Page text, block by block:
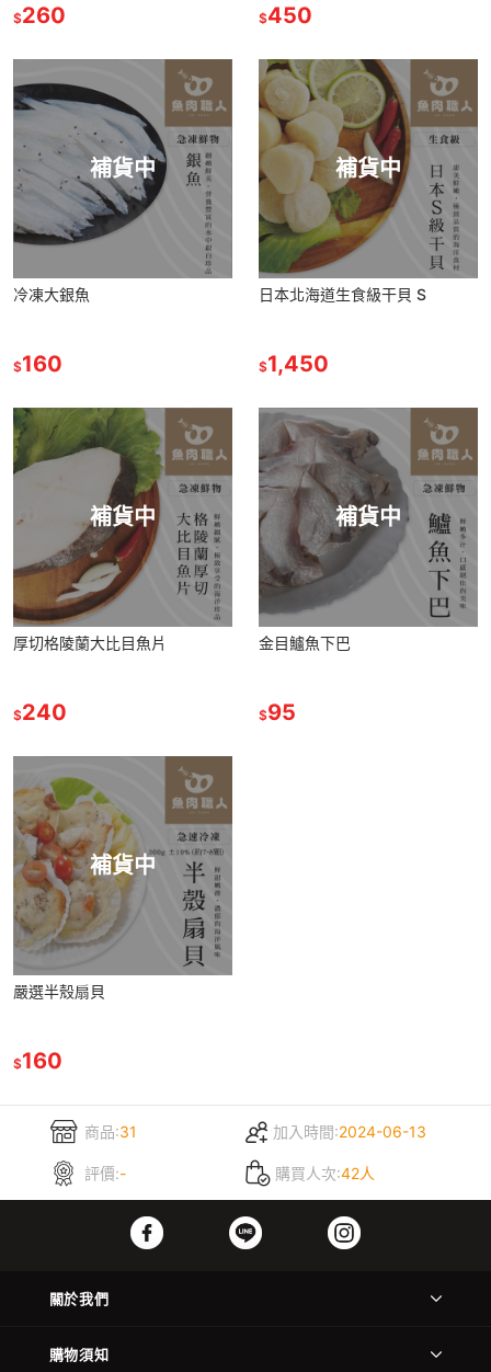
$260 $450
補貨中
冷凍大銀魚
$160
補貨中
日本北海道生食級干貝 S
$1,450
補貨中
厚切格陵蘭大比目魚片
$240
補貨中
金目鱸魚下巴
$95
補貨中
嚴選半殼扇貝
$160
商品:31 加入時間:2024-06-13
評價:- 購買人次:42人
關於我們
購物須知